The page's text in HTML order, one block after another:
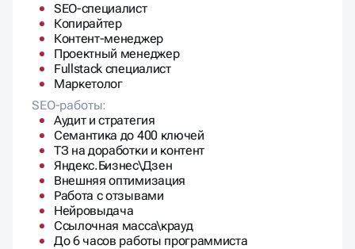
SEO-специалист
Копирайтер
Контент-менеджер
Проектный менеджер
Fullstack специалист
Маркетолог
SEO-работы:
Аудит и стратегия
Семантика до 400 ключей
ТЗ на доработки и контент
Яндекс.Бизнес\Дзен
Внешняя оптимизация
Работа с отзывами
Нейровыдача
Ссылочная масса\крауд
До 6 часов работы программиста